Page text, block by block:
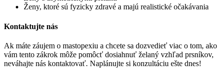
Ženy, ktoré sú fyzicky zdravé a majú realistické očakávania
Kontaktujte nás
Ak máte záujem o mastopexiu a chcete sa dozvedieť viac o tom, ako
vám tento zákrok môže pomôcť dosiahnuť želaný vzhľad prsníkov,
neváhajte nás kontaktovať. Naplánujte si konzultáciu ešte dnes!